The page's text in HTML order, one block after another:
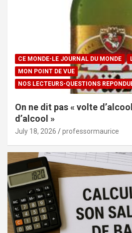
CE MONDE-LE JOURNAL DU MONDE
MON POINT DE VUE
NOS LECTEURS-QUESTIONS
On ne dit pas « volte
d’alcool »
July 18, 2026 professormaurice